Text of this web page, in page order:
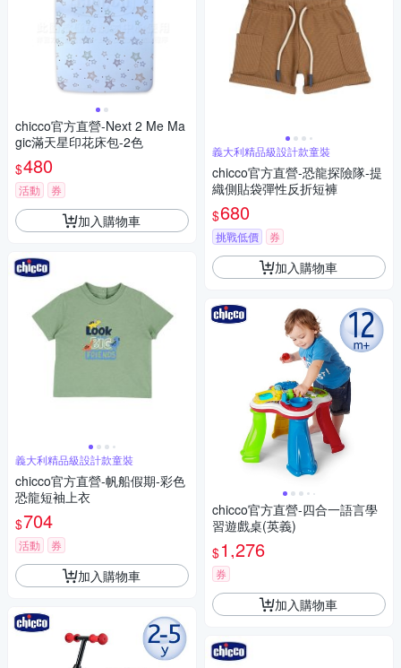
chicco官方直營-Next 2 Me Ma
gic滿天星印花床包-2色
$480
活動 券
加入購物車
義大利精品級設計款童裝
chicco官方直營-帆船假期-彩色
恐龍短袖上衣
$704
活動 券
加入購物車
義大利精品級設計款童裝
chicco官方直營-恐龍探險隊-提
織側貼袋彈性反折短褲
$680
挑戰低價 券
加入購物車
chicco官方直營-四合一語言學
習遊戲桌(英義)
$1,276
券
加入購物車